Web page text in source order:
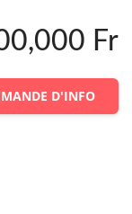
Fr
D'INFO